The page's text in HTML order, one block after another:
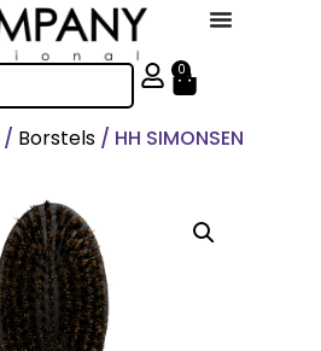
0
/ Borstels / HH SIMONSEN